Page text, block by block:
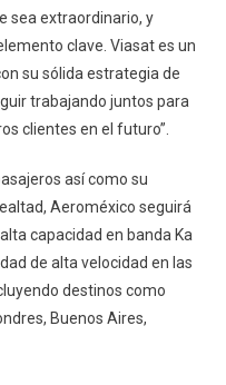
sea extraordinario, y
clave. Viasat es un
su sólida estrategia de
trabajando juntos para
clientes en el futuro”.
así como su
Aeroméxico seguirá
capacidad en banda Ka
de alta velocidad en las
destinos como
Buenos Aires,